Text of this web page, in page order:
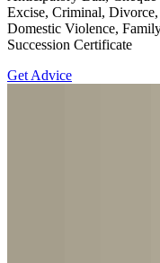
Excise, Criminal,
Domestic Violence,
Succession Certificate
Get Advice